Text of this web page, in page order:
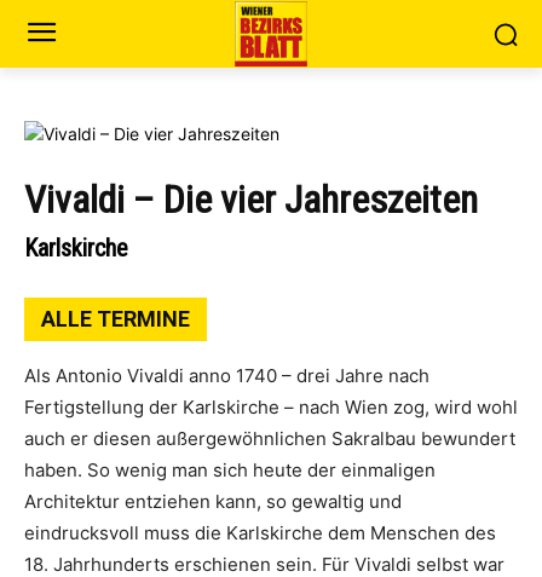
Vivaldi – Die vier Jahreszeiten
Karlskirche
ALLE TERMINE
Als Antonio Vivaldi anno 1740 – drei Jahre nach
Fertigstellung der Karlskirche – nach Wien zog, wird wohl
auch er diesen außergewöhnlichen Sakralbau bewundert
haben. So wenig man sich heute der einmaligen
Architektur entziehen kann, so gewaltig und
eindrucksvoll muss die Karlskirche dem Menschen des
18. Jahrhunderts erschienen sein. Für Vivaldi selbst war